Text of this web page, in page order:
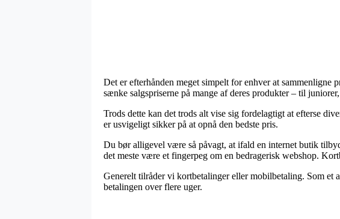
Det er efterhånden meget simpelt for enhver at sammenligne
sænke salgspriserne på mange af deres produkter – til
Trods dette kan det trods alt vise sig fordelagtigt at efterse
er usvigeligt sikker på at opnå den bedste pris.
Du bør alligevel være så påvagt, at ifald en internet butik
det meste være et fingerpeg om en bedragerisk webshop.
Generelt tilråder vi kortbetalinger eller mobilbetaling. Som
betalingen over flere uger.